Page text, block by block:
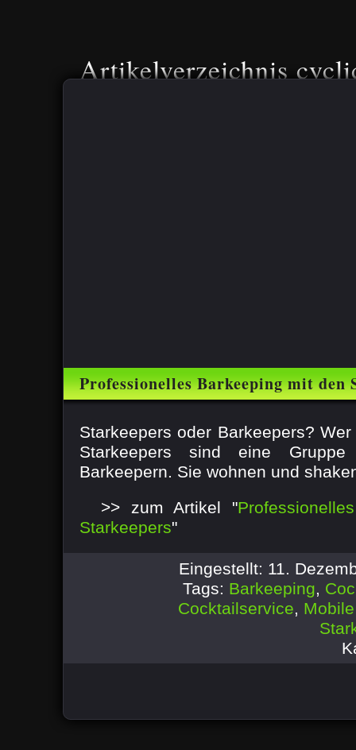
Artikelverzeichnis
Professionelles Barkeeping mit den
Starkeepers oder Barkeepers?
Starkeepers sind eine Gruppe
Barkeepern. Sie wohnen und
>> zum Artikel "
Starkeepers"
Eingestellt: 11.
Tags: Barkeeping,
Cocktailservice,